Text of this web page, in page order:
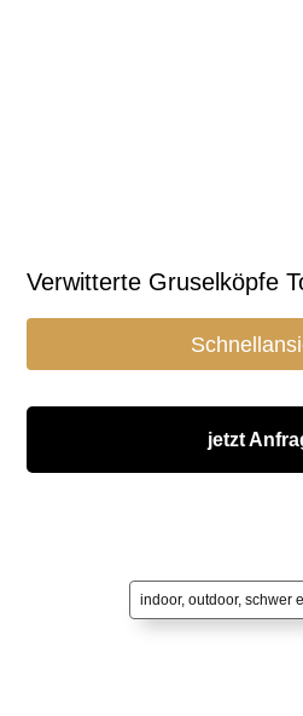
Verwitterte Gruselköpfe
jetzt
indoor, outdoor, schwer